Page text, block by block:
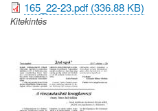
165_22-23.pdf (336.88 KB)
Kitekintés